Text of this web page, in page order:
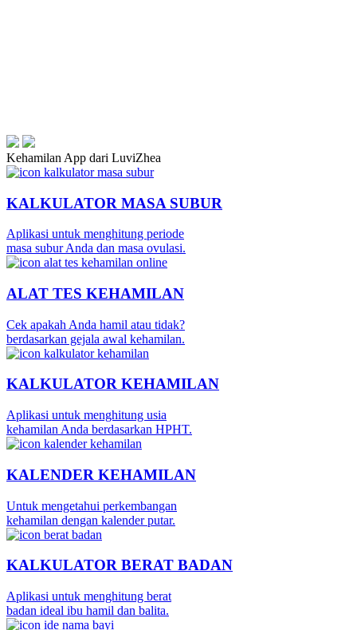
Kehamilan App dari LuviZhea
KALKULATOR MASA SUBUR
Aplikasi untuk menghitung periode
masa subur Anda dan masa ovulasi.
ALAT TES KEHAMILAN
Cek apakah Anda hamil atau tidak?
berdasarkan gejala awal kehamilan.
KALKULATOR KEHAMILAN
Aplikasi untuk menghitung usia
kehamilan Anda berdasarkan HPHT.
KALENDER KEHAMILAN
Untuk mengetahui perkembangan
kehamilan dengan kalender putar.
KALKULATOR BERAT BADAN
Aplikasi untuk menghitung berat
badan ideal ibu hamil dan balita.